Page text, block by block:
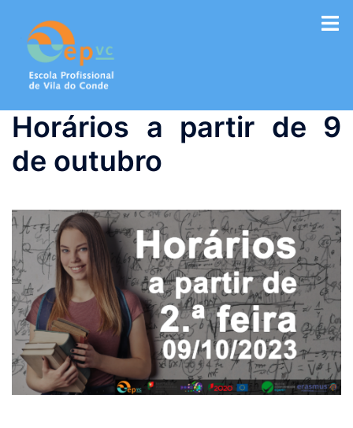
conteúdo
Horários a partir de 9
de outubro